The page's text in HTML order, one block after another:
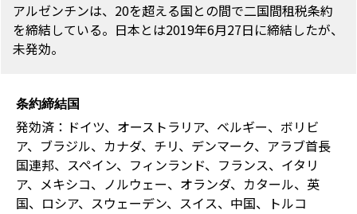
アルゼンチンは、20を超える国との間で二国間租税条約
を締結している。日本とは2019年6月27日に締結したが、
未発効。
条約締結国
発効済：ドイツ、オーストラリア、ベルギー、ボリビ
ア、ブラジル、カナダ、チリ、デンマーク、アラブ首長
国連邦、スペイン、フィンランド、フランス、イタリ
ア、メキシコ、ノルウェー、オランダ、カタール、英
国、ロシア、スウェーデン、スイス、中国、トルコ